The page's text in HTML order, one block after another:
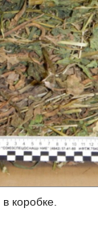
коробке.